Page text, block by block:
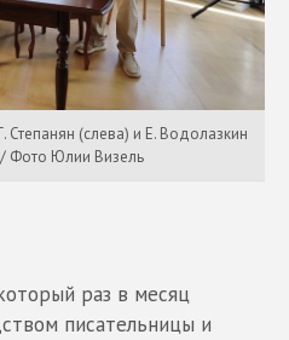
Степанян (слева) и Е. Водолазкин
/ Фото Юлии Визель
раз в месяц
писательницы и